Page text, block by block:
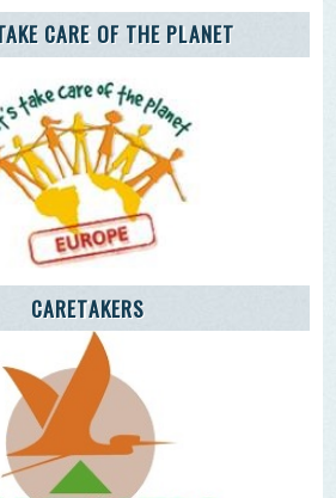
| Litígio Consumo
deste site sao usados cookies e
ao site consente o uso dos